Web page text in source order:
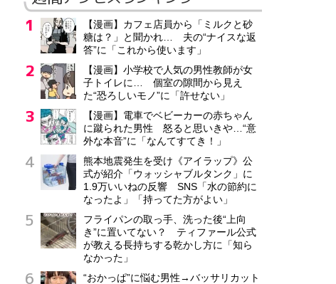
【漫画】カフェ店員から「ミルクと砂
糖は？」と聞かれ… 夫の“ナイスな返
答”に「これから使います」
【漫画】小学校で人気の男性教師が女
子トイレに… 個室の隙間から見え
た“恐ろしいモノ”に「許せない」
【漫画】電車でベビーカーの赤ちゃん
に蹴られた男性 怒ると思いきや…“意
外な本音”に「なんてすてき！」
熊本地震発生を受け《アイラップ》公
式が紹介「ウォッシャブルタンク」に
1.9万いいねの反響 SNS「水の節約に
なったよ」「持ってた方がよい」
フライパンの取っ手、洗った後“上向
き”に置いてない？ ティファール公式
が教える長持ちする乾かし方に「知ら
なかった」
“おかっぱ”に悩む男性→バッサリカット